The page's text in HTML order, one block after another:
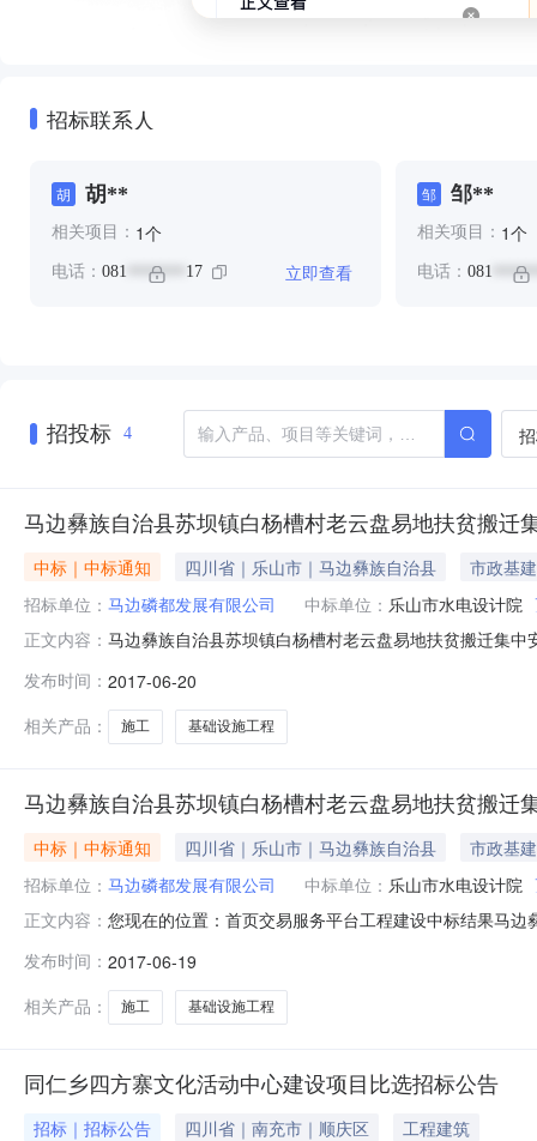
招标联系人
胡 胡**
相关项目： 1个
电话： 081 ******* 17 立即查看
邹 邹**
相关项目： 1个
电话： 081
招投标 4
马边彝族自治县苏坝镇白杨槽村老云盘易地扶贫搬迁
中标｜中标通知 四川省｜乐山市｜马边彝族自治县
市政基建
招标单位： 马边磷都发展有限公司 中标单位： 乐山市水电设计院
正文内容： 马边彝族自治县苏坝镇白杨槽村老云盘易地扶贫搬迁集
4510130招标代理机构四川瑞升工程建设管理有限公司
源交易
发布时间： 2017-06-20
相关产品：
施工 基础设施工程
马边彝族自治县苏坝镇白杨槽村老云盘易地扶贫搬迁
中标｜中标通知 四川省｜乐山市｜马边彝族自治县
市政基建
招标单位： 马边磷都发展有限公司 中标单位： 乐山市水电设计院
正文内容： 您现在的位置：首页交易服务平台工程建设中标结果马
设施工程中标候选人公示项目及标段名称马边彝族自治
4510130招标人马边磷都发展有限
发布时间： 2017-06-19
相关产品：
施工 基础设施工程
同仁乡四方寨文化活动中心建设项目比选招标公告
招标｜招标公告 四川省｜南充市｜顺庆区
工程建筑